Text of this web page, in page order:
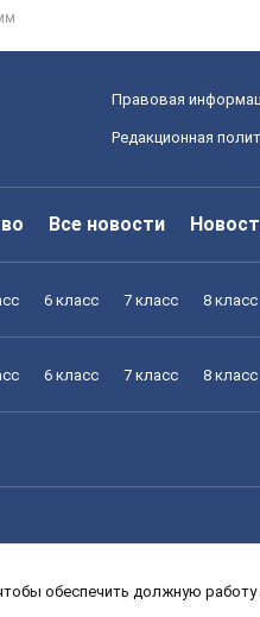
Правовая
Редакционная
Все новости
6 класс 7 класс 8 класс
6 класс 7 класс 8 класс
6 класс 7 класс 8 класс
обеспечить должную работу